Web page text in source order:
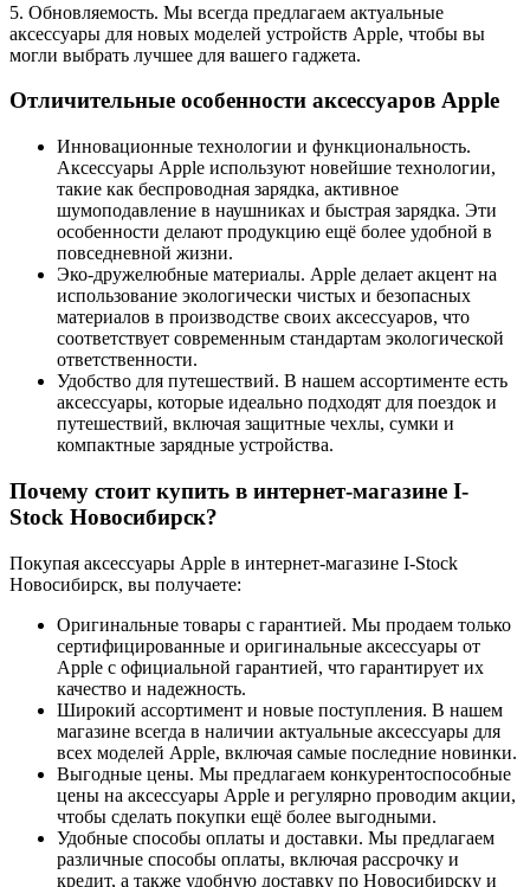
5. Обновляемость. Мы всегда предлагаем актуальные
аксессуары для новых моделей устройств Apple, чтобы вы
могли выбрать лучшее для вашего гаджета.
Отличительные особенности аксессуаров Apple
Инновационные технологии и функциональность.
Аксессуары Apple используют новейшие технологии,
такие как беспроводная зарядка, активное
шумоподавление в наушниках и быстрая зарядка. Эти
особенности делают продукцию ещё более удобной в
повседневной жизни.
Эко-дружелюбные материалы. Apple делает акцент на
использование экологически чистых и безопасных
материалов в производстве своих аксессуаров, что
соответствует современным стандартам экологической
ответственности.
Удобство для путешествий. В нашем ассортименте есть
аксессуары, которые идеально подходят для поездок и
путешествий, включая защитные чехлы, сумки и
компактные зарядные устройства.
Почему стоит купить в интернет-магазине I-
Stock Новосибирск?
Покупая аксессуары Apple в интернет-магазине I-Stock
Новосибирск, вы получаете:
Оригинальные товары с гарантией. Мы продаем только
сертифицированные и оригинальные аксессуары от
Apple с официальной гарантией, что гарантирует их
качество и надежность.
Широкий ассортимент и новые поступления. В нашем
магазине всегда в наличии актуальные аксессуары для
всех моделей Apple, включая самые последние новинки.
Выгодные цены. Мы предлагаем конкурентоспособные
цены на аксессуары Apple и регулярно проводим акции,
чтобы сделать покупки ещё более выгодными.
Удобные способы оплаты и доставки. Мы предлагаем
различные способы оплаты, включая рассрочку и
кредит, а также удобную доставку по Новосибирску и